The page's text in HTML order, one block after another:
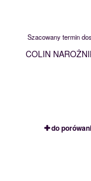
Szacowany termin
COLIN
do